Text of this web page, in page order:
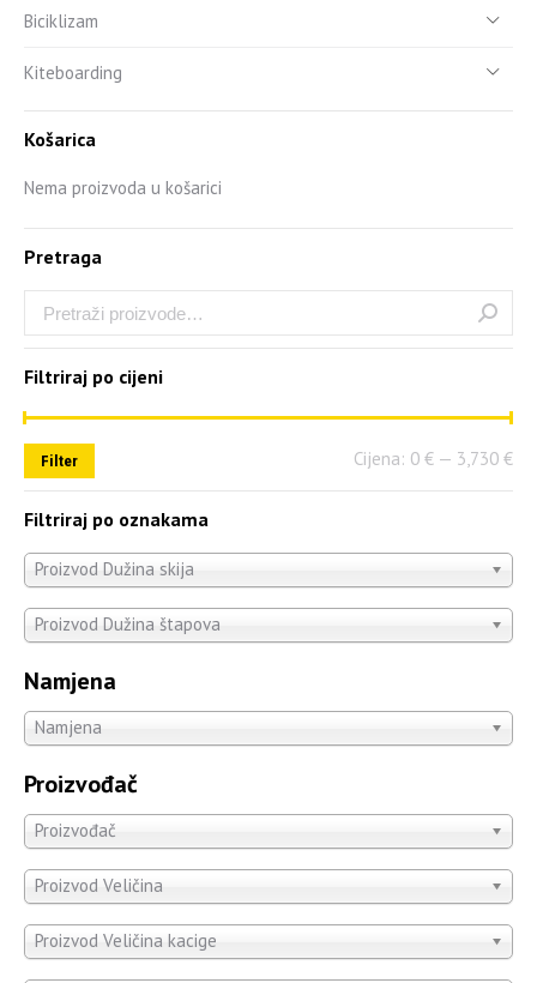
Biciklizam
Kiteboarding
Košarica
Nema proizvoda u košarici
Pretraga
Filtriraj po cijeni
Filter Cijena: 0 € — 3,730 €
Filtriraj po oznakama
Proizvod Dužina skija
Proizvod Dužina štapova
Namjena
Namjena
Proizvođač
Proizvođač
Proizvod Veličina
Proizvod Veličina kacige